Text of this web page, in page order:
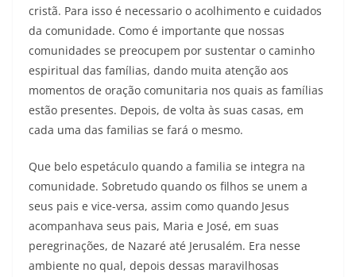
cristã. Para isso é necessario o acolhimento e cuidados
da comunidade. Como é importante que nossas
comunidades se preocupem por sustentar o caminho
espiritual das famílias, dando muita atenção aos
momentos de oração comunitaria nos quais as famílias
estão presentes. Depois, de volta às suas casas, em
cada uma das familias se fará o mesmo.
Que belo espetáculo quando a familia se integra na
comunidade. Sobretudo quando os filhos se unem a
seus pais e vice-versa, assim como quando Jesus
acompanhava seus pais, Maria e José, em suas
peregrinações, de Nazaré até Jerusalém. Era nesse
ambiente no qual, depois dessas maravilhosas